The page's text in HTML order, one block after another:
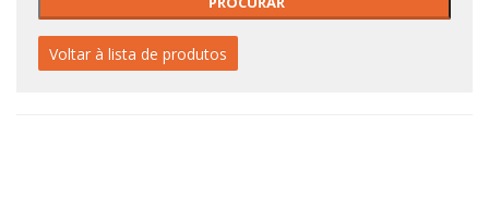
Voltar à lista de produtos